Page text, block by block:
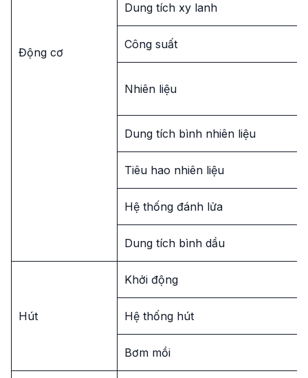
Động cơ
Dung tích xy lanh
Công suất
Nhiên liệu
Dung tích bình nhiên liệu
Tiêu hao nhiên liệu
Hệ thống đánh lửa
Dung tích bình dầu
Hút
Khởi động
Hệ thống hút
Bơm mồi